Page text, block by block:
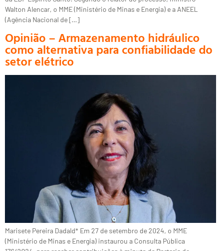
Walton Alencar, o MME (Ministério de Minas e Energia) e a ANEEL
(Agência Nacional de […]
Opinião – Armazenamento hidráulico
como alternativa para confiabilidade do
setor elétrico
Marisete Pereira Dadald* Em 27 de setembro de 2024, o MME
(Ministério de Minas e Energia) instaurou a Consulta Pública